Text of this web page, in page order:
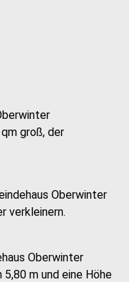
groß, der
verkleinern.
m und eine Höhe